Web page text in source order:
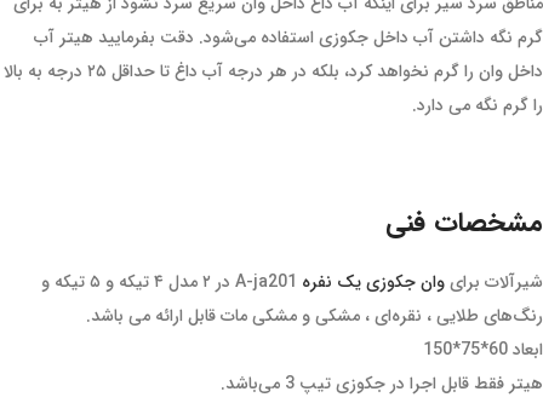
گرم نگه داشتن آب داخل جکوزی استفاده می‌شود. دقت بفرمایید هیتر آب
داخل وان را گرم نخواهد کرد، بلکه در هر درجه آب داغ تا حداقل ۲۵ درجه به بالا
را گرم نگه می دارد.
مشخصات فنی
شیرآلات برایوان جکوزی یک نفره
A-ja201 در ۲ مدل ۴ تیکه و ۵ تیکه و
رنگ‌های طلایی ، نقره‌ای ، مشکی و مشکی مات قابل ارائه می باشد.
ابعاد 60*75*150
هیتر فقط قابل اجرا در جکوزی تیپ 3 می‌باشد.